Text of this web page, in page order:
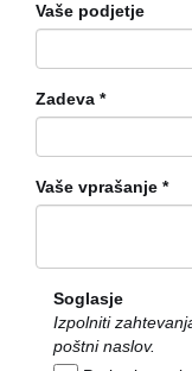
Vaše podjetje
Zadeva
Vaše vprašanje
Soglasje
Izpolniti
poštni naslov.